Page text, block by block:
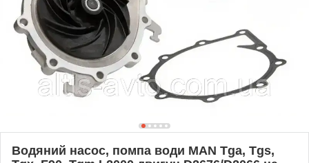
Водяний насос, помпа води MAN Tga, Tgs,